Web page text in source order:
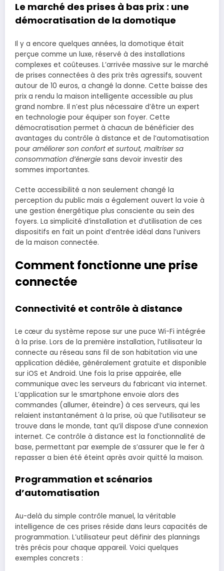
Le marché des prises à bas prix : une
démocratisation de la domotique
Il y a encore quelques années, la domotique était
perçue comme un luxe, réservé à des installations
complexes et coûteuses. L’arrivée massive sur le marché
de prises connectées à des prix très agressifs, souvent
autour de 10 euros, a changé la donne. Cette baisse des
prix a rendu la maison intelligente accessible au plus
grand nombre. Il n’est plus nécessaire d’être un expert
en technologie pour équiper son foyer. Cette
démocratisation permet à chacun de bénéficier des
avantages du contrôle à distance et de l’automatisation
pour améliorer son confort et surtout, maîtriser sa
consommation d’énergie sans devoir investir des
sommes importantes.
Cette accessibilité a non seulement changé la
perception du public mais a également ouvert la voie à
une gestion énergétique plus consciente au sein des
foyers. La simplicité d’installation et d’utilisation de ces
dispositifs en fait un point d’entrée idéal dans l’univers
de la maison connectée.
Comment fonctionne une prise
connectée
Connectivité et contrôle à distance
Le cœur du système repose sur une puce Wi-Fi intégrée
à la prise. Lors de la première installation, l’utilisateur la
connecte au réseau sans fil de son habitation via une
application dédiée, généralement gratuite et disponible
sur iOS et Android. Une fois la prise appairée, elle
communique avec les serveurs du fabricant via internet.
L’application sur le smartphone envoie alors des
commandes (allumer, éteindre) à ces serveurs, qui les
relaient instantanément à la prise, où que l’utilisateur se
trouve dans le monde, tant qu’il dispose d’une connexion
internet. Ce contrôle à distance est la fonctionnalité de
base, permettant par exemple de s’assurer que le fer à
repasser a bien été éteint après avoir quitté la maison.
Programmation et scénarios
d’automatisation
Au-delà du simple contrôle manuel, la véritable
intelligence de ces prises réside dans leurs capacités de
programmation. L’utilisateur peut définir des plannings
très précis pour chaque appareil. Voici quelques
exemples concrets :